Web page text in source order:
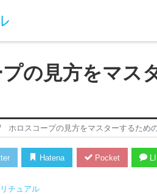
の見方をマス
ホロスコープの見方をマスターするため
Hatena Pocket
チュアル